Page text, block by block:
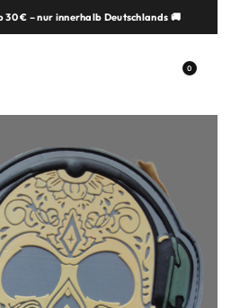
30 € – nur innerhalb Deutschlands 🚚
0